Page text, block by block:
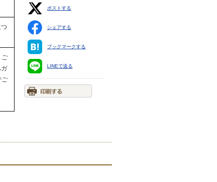
ご
ご
ポストする
シェアする
ブックマークする
LINEで送る